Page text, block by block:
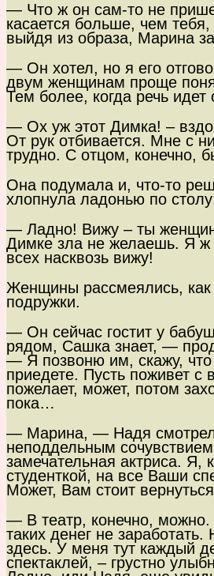
— Что ж он сам-то не
касается больше, чем
выйдя из образа, Марина
— Он хотел, но я его
двум женщинам проще
Тем более, когда речь идет
— Ох уж этот Димка! –
От рук отбивается. Мне с
трудно. С отцом, конечно,
Она подумала и, что-то
хлопнула ладонью по
— Ладно! Вижу – ты
Димке зла не желаешь. Я ж
всех насквозь вижу!
Женщины рассмеялись,
подружки.
— Он сейчас гостит у
рядом, Сашка знает, —
— Я позвоню им, скажу,
приедете. Пусть поживет с
пожелает, может, потом
пока…
— Марина, — Надя
неподдельным
замечательная актриса. Я,
студенткой, на все Ваши
Может, Вам стоит
— В театр, конечно, можно.
таких денег не
здесь. У меня тут каждый
спектаклей, – грустно